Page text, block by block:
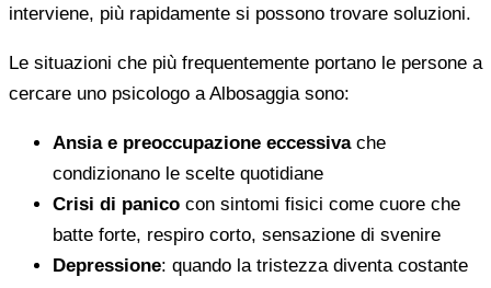
interviene, più rapidamente si possono trovare soluzioni.
Le situazioni che più frequentemente portano le persone a
cercare uno psicologo a Albosaggia sono:
Ansia e preoccupazione eccessivache
condizionano le scelte quotidiane
Crisi di panico con sintomi fisici come cuore che
batte forte, respiro corto, sensazione di svenire
Depressione: quando la tristezza diventa costante